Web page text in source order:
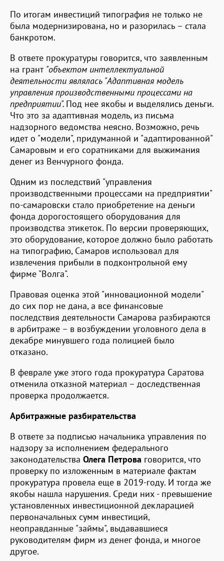
По итогам инвестиций типография не только не
была модернизирована, но и разорилась – стала
банкротом.
В ответе прокуратуры говорится, что заявленным
на грант "объектом интеллектуальной
деятельности являлась "Адаптивная модель
управления производственными процессами на
предприятии". Под нее якобы и выделялись деньги.
Что это за адаптивная модель, из письма
надзорного ведомства неясно. Возможно, речь
идет о "модели", придуманной и "адаптированной"
Самаровым и его соратниками для выжимания
денег из Венчурного фонда.
Одним из последствий "управления
производственными процессами на предприятии"
по-самаровски стало приобретение на деньги
фонда дорогостоящего оборудования для
производства этикеток. По версии проверяющих,
это оборудование, которое должно было работать
на типографию, Самаров использовал для
извлечения прибыли в подконтрольной ему
фирме "Волга".
Правовая оценка этой "инновационной модели"
до сих пор не дана, а все финансовые
последствия деятельности Самарова разбираются
в арбитраже – в возбуждении уголовного дела в
декабре минувшего года полицией было
отказано.
В феврале уже этого года прокуратура Саратова
отменила отказной материал – доследственная
проверка продолжается.
Арбитражные разбирательства
В ответе за подписью начальника управления по
надзору за исполнением федерального
законодательства Олега Петрова говорится, что
проверку по изложенным в материале фактам
прокуратура провела еще в 2019-году. И тогда же
якобы нашла нарушения. Среди них - превышение
установленных инвестиционной декларацией
первоначальных сумм инвестиций,
неоправданные "займы", выдававшиеся
руководителям фирм из денег фонда, и многое
другое.